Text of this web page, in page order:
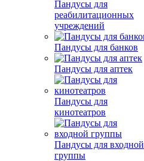
Пандусы для
реабилитационных
учреждений
Пандусы для банков
Пандусы для аптек
Пандусы для
кинотеатров
Пандусы для входной
группы